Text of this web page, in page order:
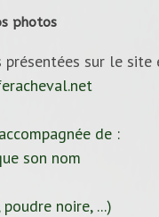
photos
sur le
de :
son nom
noire, ...)